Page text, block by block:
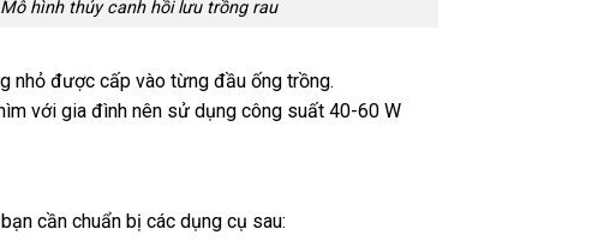
Mô hình thủy canh hồi lưu trồng rau
nhỏ được cấp vào từng đầu ống trồng.
với gia đình nên sử dụng công suất 40-60 W
cần chuẩn bị các dụng cụ sau: